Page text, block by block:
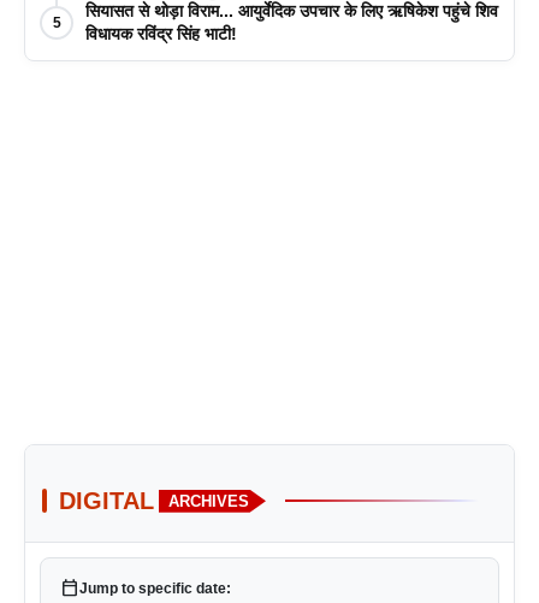
5
सियासत से थोड़ा विराम... आयुर्वेदिक उपचार के लिए ऋषिकेश पहुंचे शिव
विधायक रविंद्र सिंह भाटी!
DIGITAL ARCHIVES
calendar_todayJump to specific date: